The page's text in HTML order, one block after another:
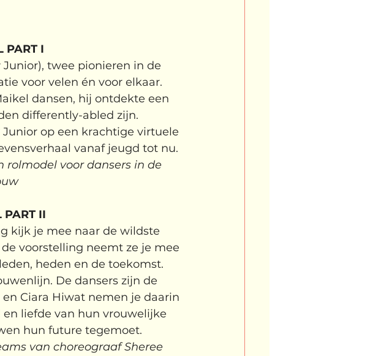
PART I
Junior), twee pionieren in de
voor velen én voor elkaar.
dansen, hij ontdekte een
differently-abled zijn.
op een krachtige virtuele
vanaf jeugd tot nu.
rolmodel voor dansers in de
PART II
kijk je mee naar de wildste
voorstelling neemt ze je mee
heden en de toekomst.
De dansers zijn de
Ciara Hiwat nemen je daarin
liefde van hun vrouwelijke
hun future tegemoet.
van choreograaf Sheree